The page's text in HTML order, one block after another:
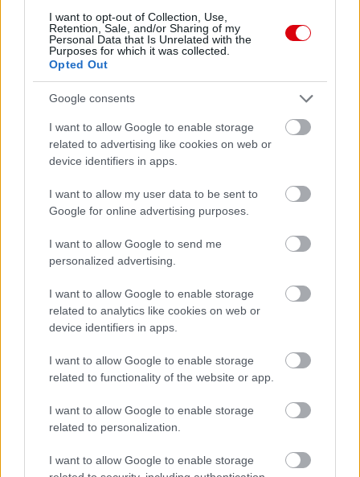
I want to opt-out of Collection, Use,
Retention, Sale, and/or Sharing of my
Personal Data that Is Unrelated with the
Purposes for which it was collected.
Opted Out
Google consents
I want to allow Google to enable storage
related to advertising like cookies on web or
device identifiers in apps.
I want to allow my user data to be sent to
Google for online advertising purposes.
I want to allow Google to send me
personalized advertising.
I want to allow Google to enable storage
related to analytics like cookies on web or
device identifiers in apps.
I want to allow Google to enable storage
related to functionality of the website or app.
I want to allow Google to enable storage
related to personalization.
I want to allow Google to enable storage